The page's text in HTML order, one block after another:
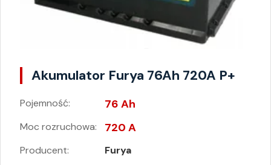
Akumulator Furya 76Ah 720A P+
Pojemność: 76 Ah
Moc rozruchowa: 720 A
Producent: Furya